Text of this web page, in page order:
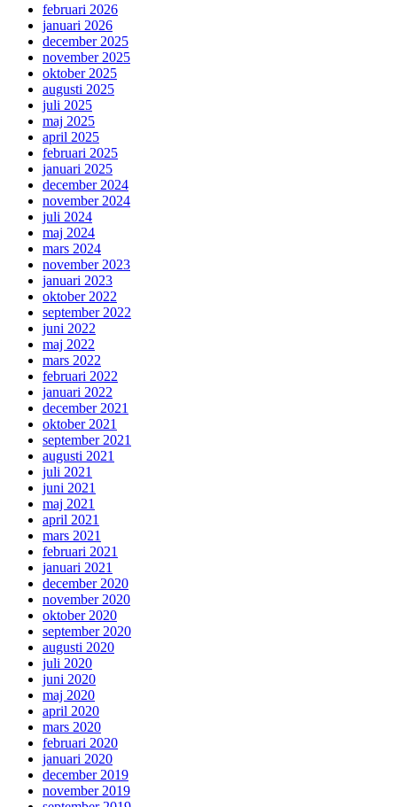
februari 2026
januari 2026
december 2025
november 2025
oktober 2025
augusti 2025
juli 2025
maj 2025
april 2025
februari 2025
januari 2025
december 2024
november 2024
juli 2024
maj 2024
mars 2024
november 2023
januari 2023
oktober 2022
september 2022
juni 2022
maj 2022
mars 2022
februari 2022
januari 2022
december 2021
oktober 2021
september 2021
augusti 2021
juli 2021
juni 2021
maj 2021
april 2021
mars 2021
februari 2021
januari 2021
december 2020
november 2020
oktober 2020
september 2020
augusti 2020
juli 2020
juni 2020
maj 2020
april 2020
mars 2020
februari 2020
januari 2020
december 2019
november 2019